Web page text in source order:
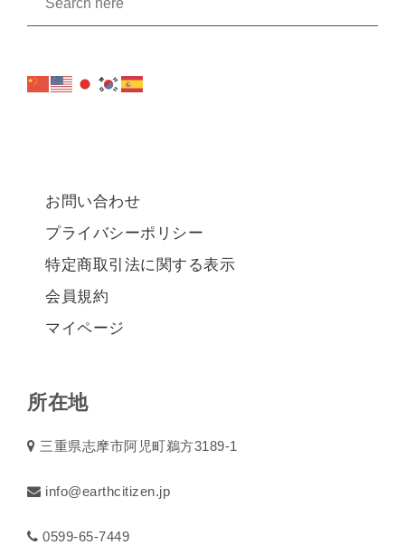
お問い合わせ
プライバシーポリシー
特定商取引法に関する表示
会員規約
マイページ
所在地
三重県志摩市阿児町鵜方3189-1
info@earthcitizen.jp
0599-65-7449